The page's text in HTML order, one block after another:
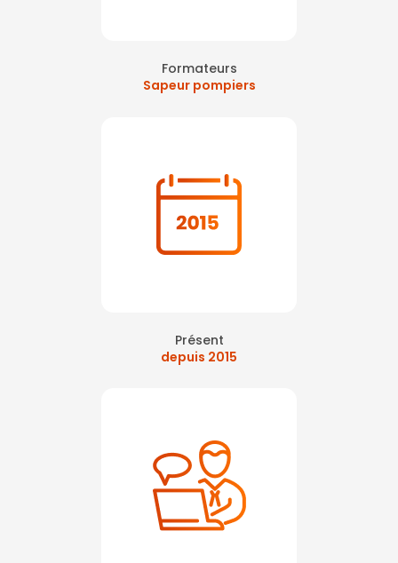
Formateurs
Sapeur pompiers
Présent
depuis 2015